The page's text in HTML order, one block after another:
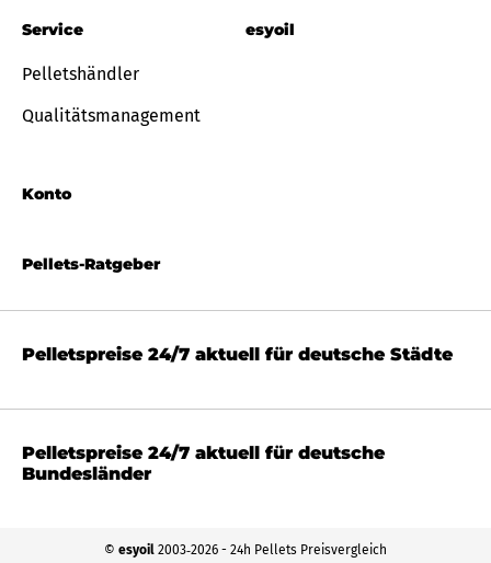
Pellets-Ratgeber
Service
Pelletshändler
Qualitätsmanagement
Konto
esyoil
Pelletspreise 24/7 aktuell für deutsche Städte
Pelletspreise 24/7 aktuell für deutsche
Bundesländer
© esyoil 2003‐2026 - 24h Pellets Preisvergleich